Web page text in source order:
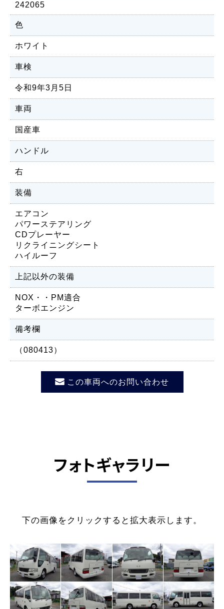
242065
色
ホワイト
車検
令和9年3月5日
車両
国産車
ハンドル
右
装備
エアコン
パワーステアリング
CDプレーヤー
リクライニングシート
ハイルーフ
上記以外の装備
NOX・・PM適合
ターボエンジン
備考欄
（080413）
この車両へのお問い合わせ
フォトギャラリー
下の画像をクリックすると拡大表示します。